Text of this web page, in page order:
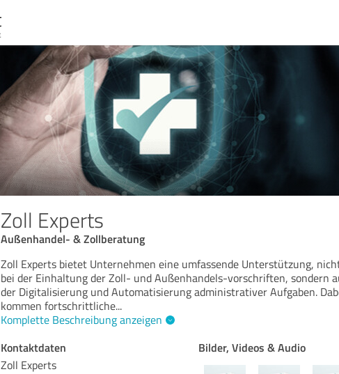
Zoll Experts
Außenhandel- & Zollberatung
Zoll Experts bietet Unternehmen eine umfassende Unterstützung,
bei der Einhaltung der Zoll- und Außenhandels-vorschriften, sondern
der Digitalisierung und Automatisierung administrativer Aufgaben.
kommen fortschrittliche...
Komplette Beschreibung anzeigen
Kontaktdaten
Zoll Experts
Bilder, Videos & Audio